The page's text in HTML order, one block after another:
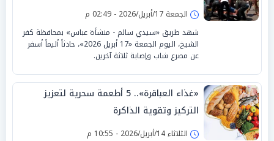
الجمعة 17/أبريل/2026 - 02:49 م
شهد طريق «سيدي سالم - منشأة عباس» بمحافظة كفر
الشيخ، اليوم الجمعة «17 أبريل 2026»، حادثاً أليماً أسفر
عن مصرع شاب وإصابة ثلاثة آخرين.
«غذاء العباقرة».. 5 أطعمة سحرية لتعزيز
التركيز وتقوية الذاكرة
الثلاثاء 14/أبريل/2026 - 10:55 م